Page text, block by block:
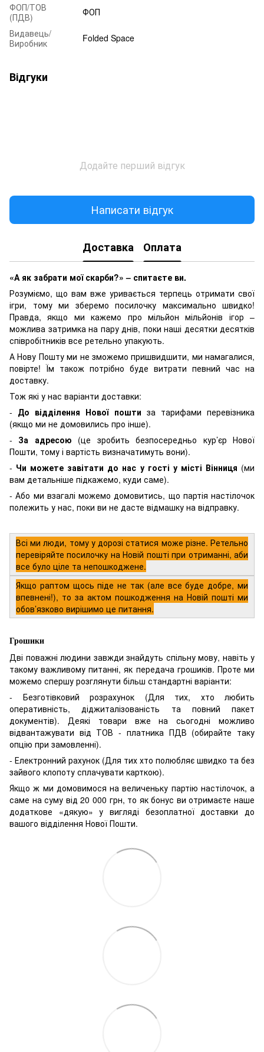
ФОП/ТОВ
(ПДВ)
ФОП
Видавець/
Виробник
Folded Space
Відгуки
Додайте перший відгук
Написати відгук
Доставка Оплата
«А як забрати мої скарби?» – спитаєте ви.
Розуміємо, що вам вже уривається терпець отримати свої
ігри, тому ми зберемо посилочку максимально швидко!
Правда, якщо ми кажемо про мільйон мільйонів ігор –
можлива затримка на пару днів, поки наші десятки десятків
співробітників все ретельно упакують.
А Нову Пошту ми не зможемо пришвидшити, ми намагалися,
повірте! Їм також потрібно буде витрати певний час на
доставку.
Тож які у нас варіанти доставки:
- До відділення Нової пошти за тарифами перевізника
(якщо ми не домовились про інше).
- За адресою (це зробить безпосередньо кур’єр Нової
Пошти, тому і вартість визначатимуть вони).
- Чи можете завітати до нас у гості у місті Вінниця (ми
вам детальніше підкажемо, куди саме).
- Або ми взагалі можемо домовитись, що партія настілочок
полежить у нас, поки ви не дасте відмашку на відправку.
Всі ми люди, тому у дорозі статися може різне. Ретельно
перевіряйте посилочку на Новій пошті при отриманні, аби
все було ціле та непошкоджене.
Якщо раптом щось піде не так (але все буде добре, ми
впевнені!), то за актом пошкодження на Новій пошті ми
обов’язково вирішимо це питання.
Грошики
Дві поважні людини завжди знайдуть спільну мову, навіть у
такому важливому питанні, як передача грошиків. Проте ми
можемо спершу розглянути більш стандартні варіанти:
- Безготівковий розрахунок (Для тих, хто любить
оперативність, діджиталізованість та повний пакет
документів). Деякі товари вже на сьогодні можливо
відвантажувати від ТОВ - платника ПДВ (обирайте таку
опцію при замовленні).
- Електронний рахунок (Для тих хто полюбляє швидко та без
зайвого клопоту сплачувати карткою).
Якщо ж ми домовимося на величеньку партію настілочок, а
саме на суму від 20 000 грн, то як бонус ви отримаєте наше
додаткове «дякую» у вигляді безоплатної доставки до
вашого відділення Нової Пошти.